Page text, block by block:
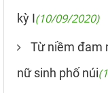
kỳ I(10/09/2020)
Từ niềm đam
nữ sinh phố núi